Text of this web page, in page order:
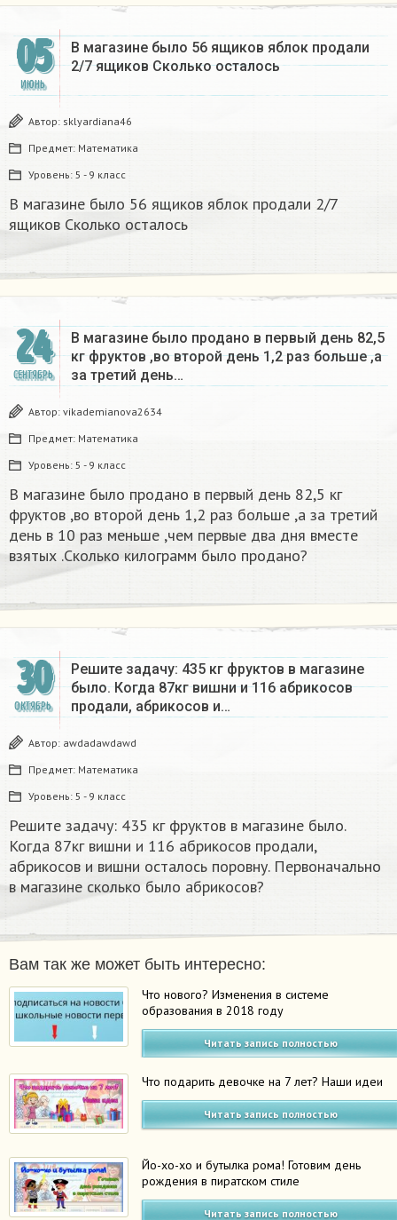
05
ИЮНЬ
В магазине было 56 ящиков яблок продали
2/7 ящиков Сколько осталось​
Автор: sklyardiana46
Предмет: Математика
Уровень: 5 - 9 класс
В магазине было 56 ящиков яблок продали 2/7
ящиков Сколько осталось​
24
СЕНТЯБРЬ
В магазине было продано в первый день 82,5
кг фруктов ,во второй день 1,2 раз больше ,а
за третий день…
Автор: vikademianova2634
Предмет: Математика
Уровень: 5 - 9 класс
В магазине было продано в первый день 82,5 кг
фруктов ,во второй день 1,2 раз больше ,а за третий
день в 10 раз меньше ,чем первые два дня вместе
взятых .Сколько килограмм было продано?
30
ОКТЯБРЬ
Решите задачу: 435 кг фруктов в магазине
было. Когда 87кг вишни и 116 абрикосов
продали, абрикосов и…
Автор: awdadawdawd
Предмет: Математика
Уровень: 5 - 9 класс
Решите задачу: 435 кг фруктов в магазине было.
Когда 87кг вишни и 116 абрикосов продали,
абрикосов и вишни осталось поровну. Первоначально
в магазине сколько было абрикосов?
Вам так же может быть интересно:
Что нового? Изменения в системе
образования в 2018 году
Читать запись полностью
Что подарить девочке на 7 лет? Наши идеи
Читать запись полностью
Йо-хо-хо и бутылка рома! Готовим день
рождения в пиратском стиле
Читать запись полностью